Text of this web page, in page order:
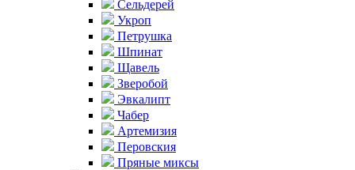
Сельдерей
Укроп
Петрушка
Шпинат
Щавель
Зверобой
Эвкалипт
Чабер
Артемизия
Перовския
Пряные миксы